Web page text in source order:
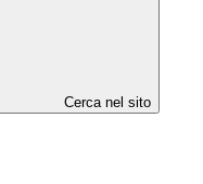
Cerca nel sito